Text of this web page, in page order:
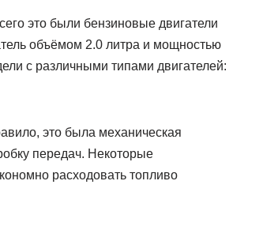
это были бензиновые двигатели
объёмом 2.0 литра и мощностью
с различными типами двигателей:
это была механическая
передач. Некоторые
расходовать топливо